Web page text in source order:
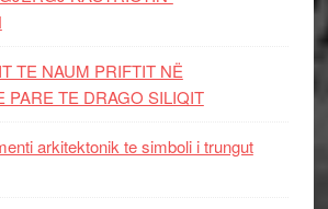
TE NAUM PRIFTIT NË
PARE TE DRAGO SILIQIT
arkitektonik te simboli i trungut